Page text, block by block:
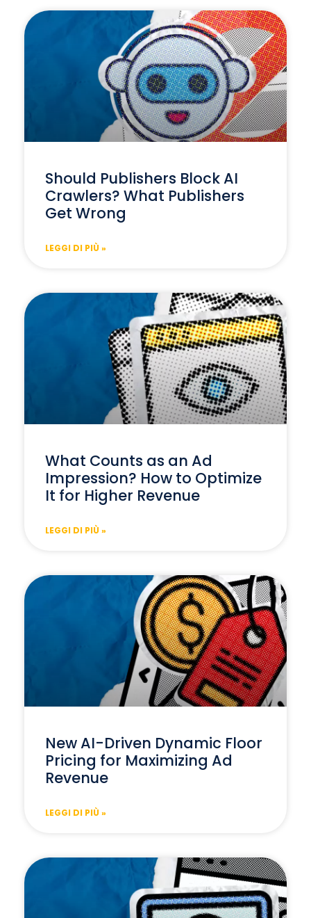
Should Publishers Block AI
Crawlers? What Publishers
Get Wrong
LEGGI DI PIÙ »
What Counts as an Ad
Impression? How to Optimize
It for Higher Revenue
LEGGI DI PIÙ »
New AI-Driven Dynamic Floor
Pricing for Maximizing Ad
Revenue
LEGGI DI PIÙ »